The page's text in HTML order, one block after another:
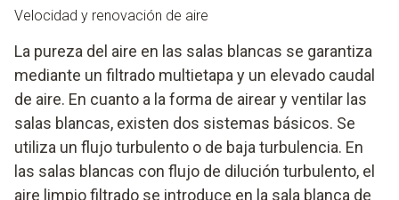
Velocidad y renovación de aire
La pureza del aire en las salas blancas se garantiza
mediante un filtrado multietapa y un elevado caudal
de aire. En cuanto a la forma de airear y ventilar las
salas blancas, existen dos sistemas básicos. Se
utiliza un flujo turbulento o de baja turbulencia. En
las salas blancas con flujo de dilución turbulento, el
aire limpio filtrado se introduce en la sala blanca de